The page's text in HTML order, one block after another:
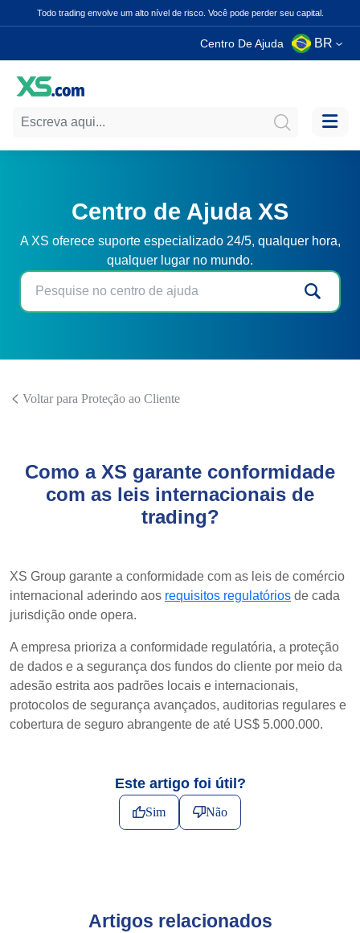
Todo trading envolve um alto nível de risco. Você pode perder seu capital.
Centro De Ajuda BR
Centro de Ajuda XS
A XS oferece suporte especializado 24/5, qualquer hora,
qualquer lugar no mundo.
Voltar para Proteção ao Cliente
Como a XS garante conformidade
com as leis internacionais de
trading?
XS Group garante a conformidade com as leis de comércio
internacional aderindo aos requisitos regulatórios de cada
jurisdição onde opera.
A empresa prioriza a conformidade regulatória, a proteção
de dados e a segurança dos fundos do cliente por meio da
adesão estrita aos padrões locais e internacionais,
protocolos de segurança avançados, auditorias regulares e
cobertura de seguro abrangente de até US$ 5.000.000.
Este artigo foi útil?
Sim Não
Artigos relacionados